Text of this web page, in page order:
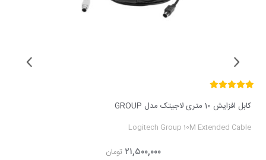
کابل افزایش 10 متری لاجیتک مدل GROUP
Logitech Group 10M Extended Cable
تومان ۲۱,۵۰۰,۰۰۰